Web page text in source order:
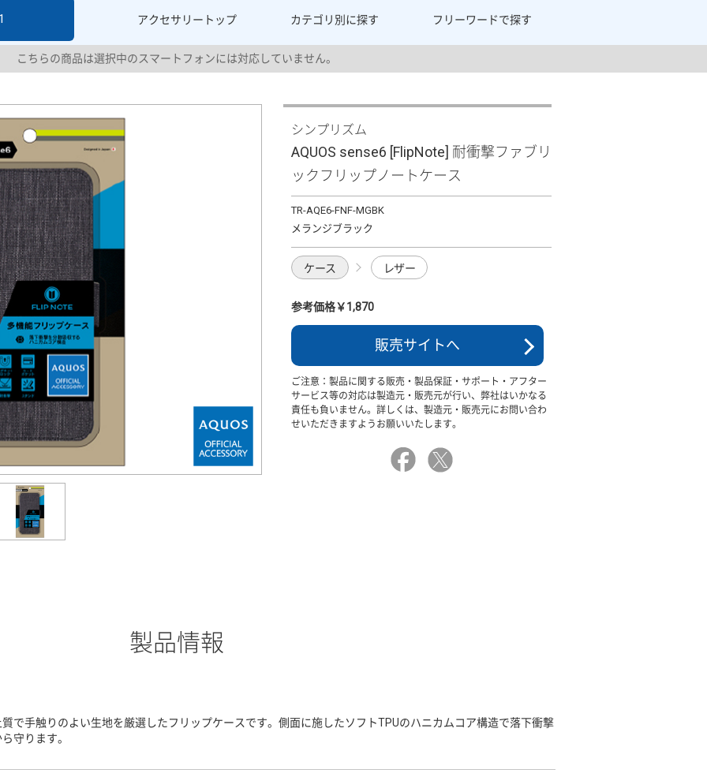
アクセサリー トップ カテゴリ別に探す フリーワードで探す
こちらの商品は選択中のスマートフォンには対応していません。
シンプリズム
AQUOS sense6 [FlipNote] 耐衝撃ファブリ
ックフリップノートケース
TR-AQE6-FNF-MGBK
メランジブラック
ケース レザー
参考価格￥1,870
販売サイトへ
ご注意：製品に関する販売・製品保証・サポート・アフター
サービス等の対応は製造元・販売元が行い、弊社はいかなる
責任も負いません。詳しくは、製造元・販売元にお問い合わ
せいただきますようお願いいたします。
製品情報
質で手触りのよい生地を厳選したフリップケースです。側面に施したソフトTPUのハニカムコア構造で落下衝撃
守ります。